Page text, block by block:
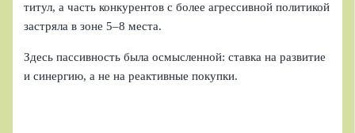
титул, а часть конкурентов с более агрессивной политикой
застряла в зоне 5–8 места.
Здесь пассивность была осмысленной: ставка на развитие
и синергию, а не на реактивные покупки.